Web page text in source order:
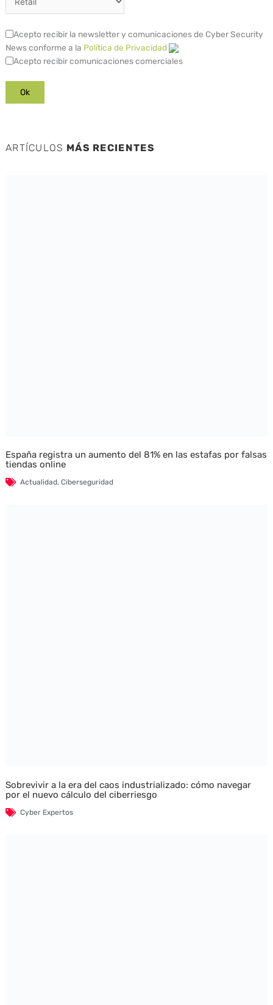
Acepto recibir la newsletter y comunicaciones de Cyber Security
News conforme a la Política de Privacidad
Acepto recibir comunicaciones comerciales
ARTÍCULOS MÁS RECIENTES
España registra un aumento del 81% en las estafas por falsas
tiendas online
Actualidad, Ciberseguridad
Sobrevivir a la era del caos industrializado: cómo navegar
por el nuevo cálculo del ciberriesgo
Cyber Expertos